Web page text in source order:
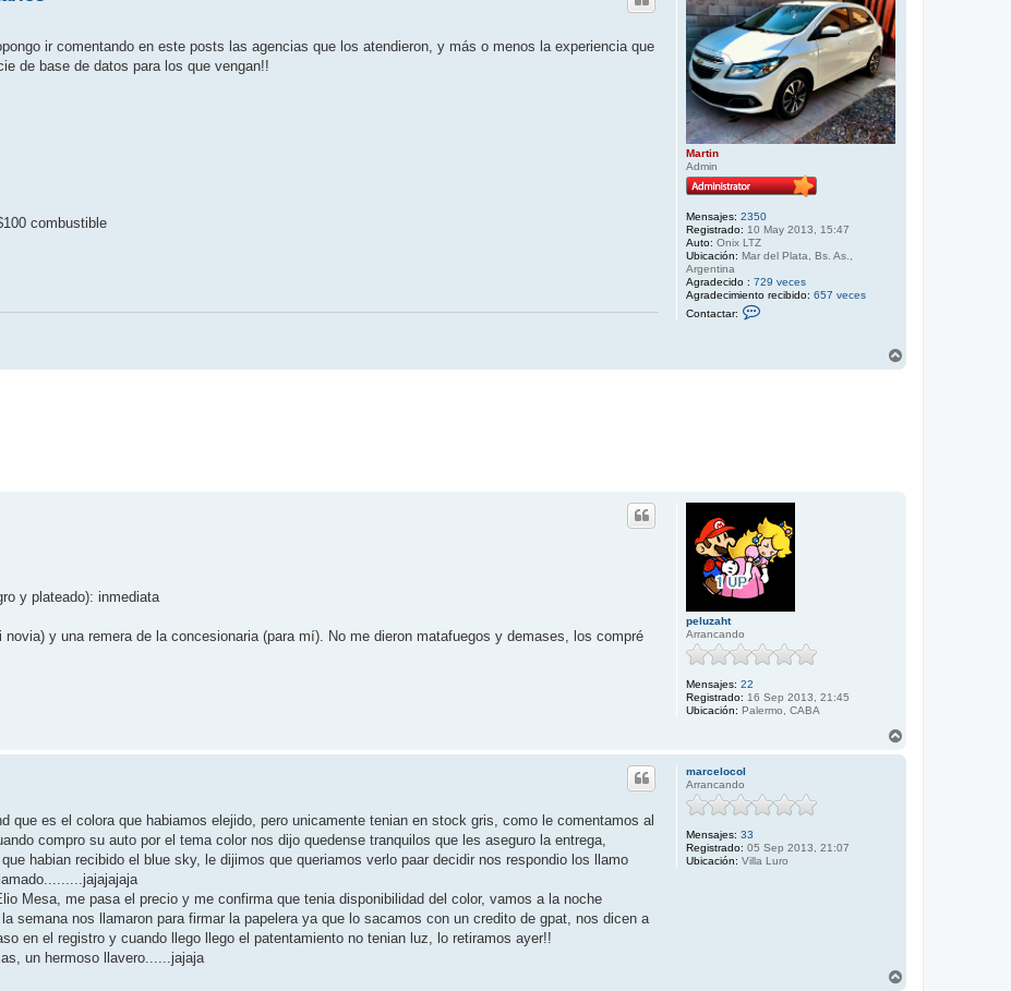
Martin
Admin
Mensajes: 2350
Registrado: 10 May 2013, 15:47
Auto: Onix LTZ
Ubicación: Mar del Plata, Bs. As.,
Argentina
Agradecido : 729 veces
Agradecimiento recibido: 657 veces
Contactar:
c
ir comentando en este posts las agencias que los atendieron, y más o menos la experiencia que
de base de datos para los que vengan!!
combustible
peluzaht
Arrancando
Mensajes: 22
Registrado: 16 Sep 2013, 21:45
Ubicación: Palermo, CABA
y plateado): inmediata
y una remera de la concesionaria (para mí). No me dieron matafuegos y demases, los compré
marcelocol
Arrancando
Mensajes: 33
Registrado: 05 Sep 2013, 21:07
Ubicación: Villa Luro
que es el colora que habiamos elejido, pero unicamente tenian en stock gris, como le comentamos al
compro su auto por el tema color nos dijo quedense tranquilos que les aseguro la entrega,
habian recibido el blue sky, le dijimos que queriamos verlo paar decidir nos respondio los llamo
Mesa, me pasa el precio y me confirma que tenia disponibilidad del color, vamos a la noche
semana nos llamaron para firmar la papelera ya que lo sacamos con un credito de gpat, nos dicen a
en el registro y cuando llego llego el patentamiento no tenian luz, lo retiramos ayer!!
un hermoso llavero......jajaja